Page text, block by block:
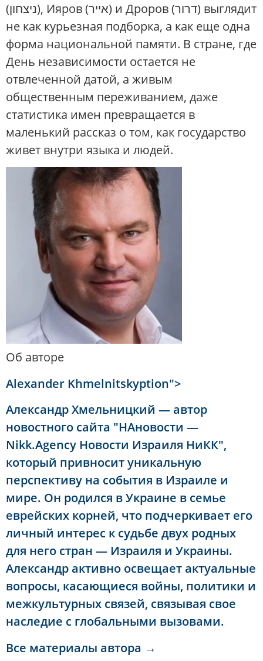
(ניצחון), Ияров (אייר) и Дроров (דרור) выглядит
не как курьезная подборка, а как еще одна
форма национальной памяти. В стране, где
День независимости остается не
отвлеченной датой, а живым
общественным переживанием, даже
статистика имен превращается в
маленький рассказ о том, как государство
живет внутри языка и людей.
Об авторе
Alexander Khmelnitskyption">
Александр Хмельницкий — автор
новостного сайта "НАновости —
Nikk.Agency Новости Израиля НиКК",
который привносит уникальную
перспективу на события в Израиле и
мире. Он родился в Украине в семье
еврейских корней, что подчеркивает его
личный интерес к судьбе двух родных
для него стран — Израиля и Украины.
Александр активно освещает актуальные
вопросы, касающиеся войны, политики и
межкультурных связей, связывая свое
наследие с глобальными вызовами.
Все материалы автора →